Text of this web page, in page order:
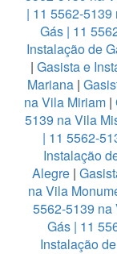
| 11 5562-
Gás | 11
Instalação de
| Gasista e
Mariana |
na Vila Miriam |
5139 na Vila
| 11 5562-
Instalação
Alegre|
na Vila
5562-5139 na
Gás | 11
Instalação